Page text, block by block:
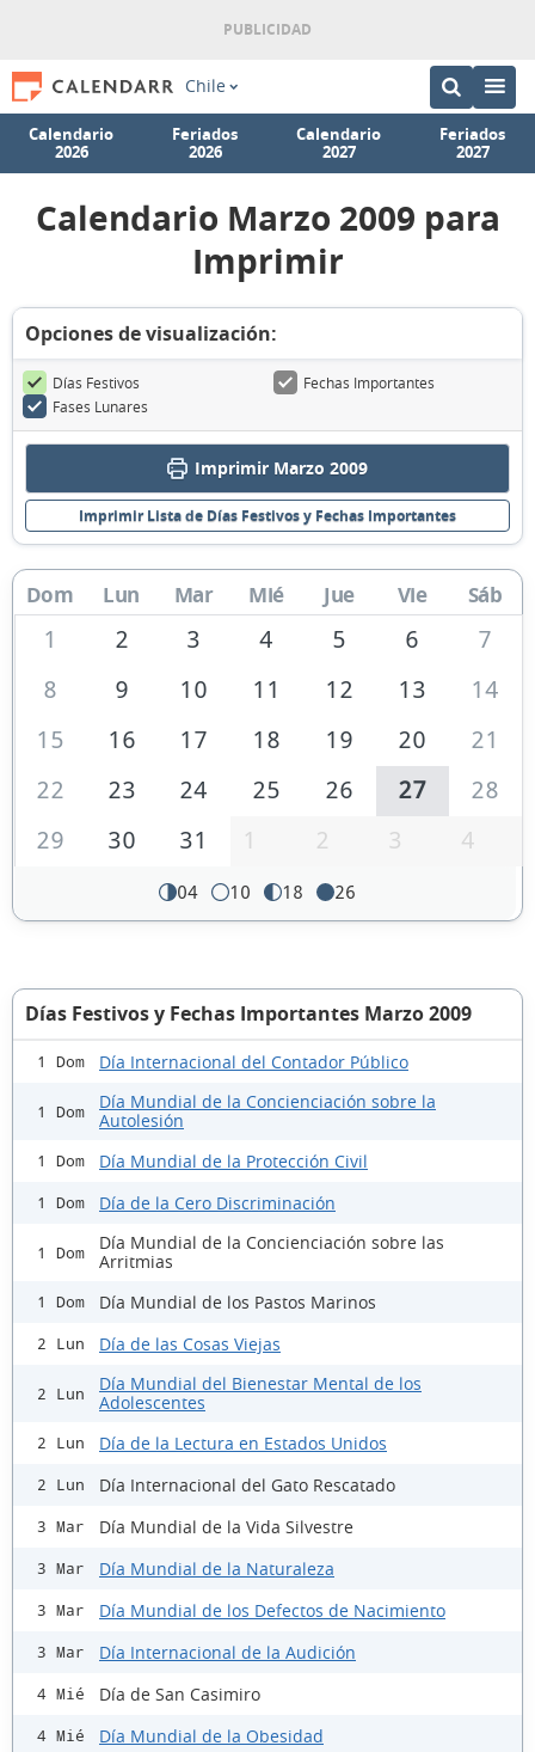
Chile
Calendario
2026
Feriados
2026
Calendario
2027
Feriados
2027
Calendario Marzo 2009 para
Imprimir
Opciones de visualización:
Días Festivos
Fechas Importantes
Fases Lunares
Imprimir Marzo 2009
Imprimir Lista de Días Festivos y Fechas Importantes
Dom Lun Mar Mié Jue Vie Sáb
1 2 3 4 5 6
7
8
9 10 11 12 13
14
15
16 17 18 19 20
21
22
23 24 25 26 27
28
29
30 31 1 2 3 4
04 10 18 26
Días Festivos y Fechas Importantes Marzo 2009
1 Dom Día Internacional del Contador Público
1 Dom
Día Mundial de la Concienciación sobre la
Autolesión
1 Dom Día Mundial de la Protección Civil
1 Dom Día de la Cero Discriminación
1 Dom
Día Mundial de la Concienciación sobre las
Arritmias
1 Dom Día Mundial de los Pastos Marinos
2 Lun Día de las Cosas Viejas
2 Lun
Día Mundial del Bienestar Mental de los
Adolescentes
2 Lun Día de la Lectura en Estados Unidos
2 Lun Día Internacional del Gato Rescatado
3 Mar Día Mundial de la Vida Silvestre
3 Mar Día Mundial de la Naturaleza
3 Mar Día Mundial de los Defectos de Nacimiento
3 Mar Día Internacional de la Audición
4 Mié Día de San Casimiro
4 Mié Día Mundial de la Obesidad